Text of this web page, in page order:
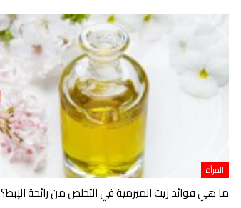
المرأة
ما هي فوائد زيت الميرمية في التخلص من رائحة الإبط؟